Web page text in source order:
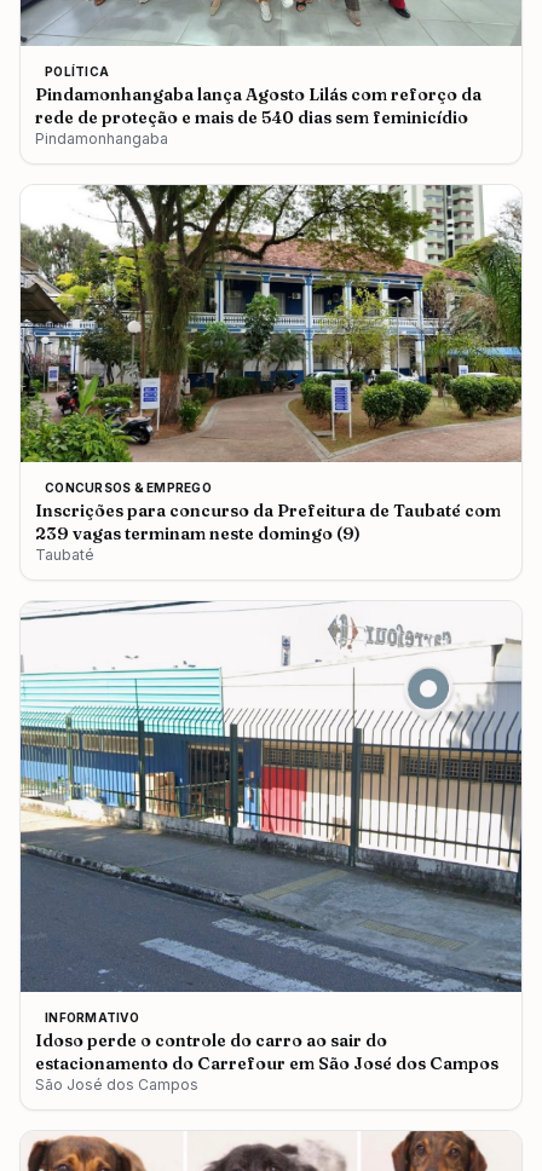
POLÍTICA
Pindamonhangaba lança Agosto Lilás com reforço da
rede de proteção e mais de 540 dias sem feminicídio
Pindamonhangaba
CONCURSOS & EMPREGO
Inscrições para concurso da Prefeitura de Taubaté com
239 vagas terminam neste domingo (9)
Taubaté
INFORMATIVO
Idoso perde o controle do carro ao sair do
estacionamento do Carrefour em São José dos Campos
São José dos Campos